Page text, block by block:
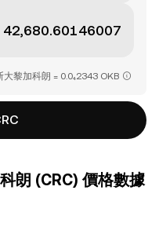
黎加科朗 = 0.0₄2343 OKB
朗 (CRC) 價格數據